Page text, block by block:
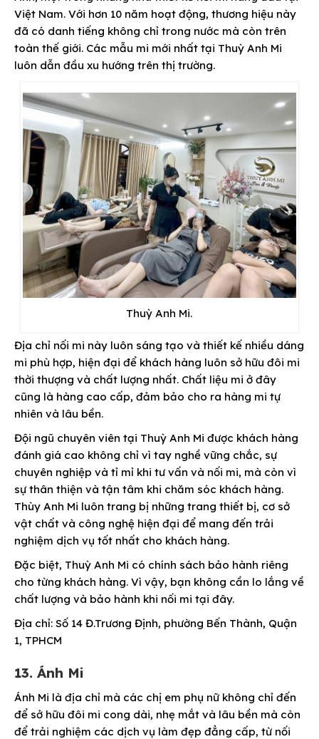
Việt Nam. Với hơn 10 năm hoạt động, thương hiệu này
đã có danh tiếng không chỉ trong nước mà còn trên
toàn thế giới. Các mẫu mi mới nhất tại Thuỳ Anh Mi
luôn dẫn đầu xu hướng trên thị trường.
Thuỳ Anh Mi.
Địa chỉ nối mi này luôn sáng tạo và thiết kế nhiều dáng
mi phù hợp, hiện đại để khách hàng luôn sở hữu đôi mi
thời thượng và chất lượng nhất. Chất liệu mi ở đây
cũng là hàng cao cấp, đảm bảo cho ra hàng mi tự
nhiên và lâu bền.
Đội ngũ chuyên viên tại Thuỳ Anh Mi được khách hàng
đánh giá cao không chỉ vì tay nghề vững chắc, sự
chuyên nghiệp và tỉ mỉ khi tư vấn và nối mi, mà còn vì
sự thân thiện và tận tâm khi chăm sóc khách hàng.
Thùy Anh Mi luôn trang bị những trang thiết bị, cơ sở
vật chất và công nghệ hiện đại để mang đến trải
nghiệm dịch vụ tốt nhất cho khách hàng.
Đặc biệt, Thuỳ Anh Mi có chính sách bảo hành riêng
cho từng khách hàng. Vì vậy, bạn không cần lo lắng về
chất lượng và bảo hành khi nối mi tại đây.
Địa chỉ: Số 14 Đ.Trương Định, phường Bến Thành, Quận
1, TPHCM
13. Ánh Mi
Ánh Mi là địa chỉ mà các chị em phụ nữ không chỉ đến
để sở hữu đôi mi cong dài, nhẹ mắt và lâu bền mà còn
để trải nghiệm các dịch vụ làm đẹp đẳng cấp, từ nối